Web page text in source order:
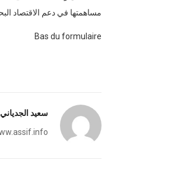
مساهمتها في دعم الاقتصاد
Bas du formulaire
سعيد الجدياني